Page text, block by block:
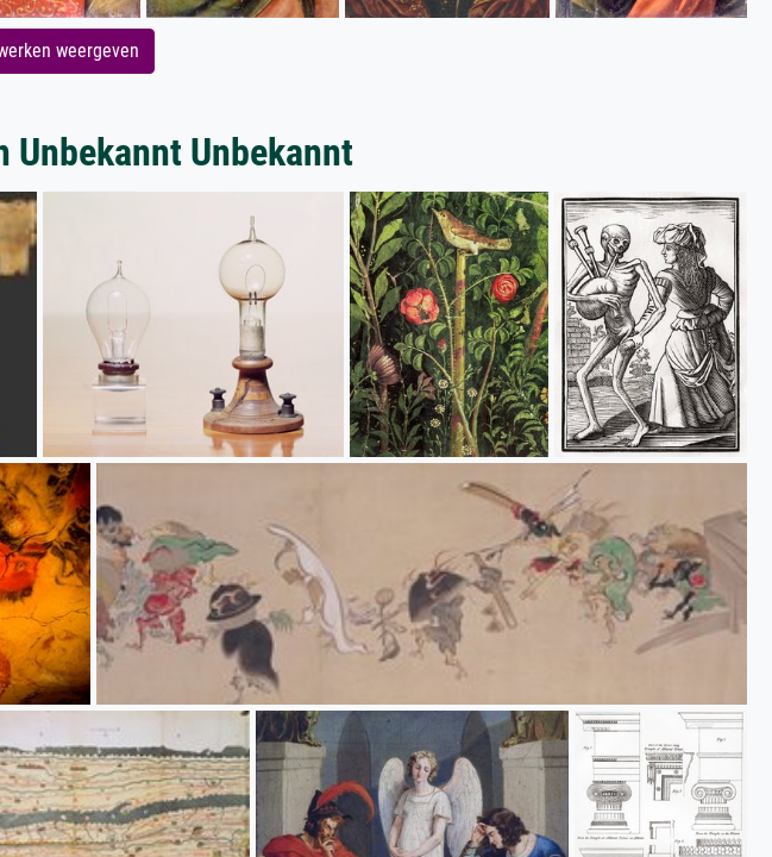
weergeven
Unbekannt